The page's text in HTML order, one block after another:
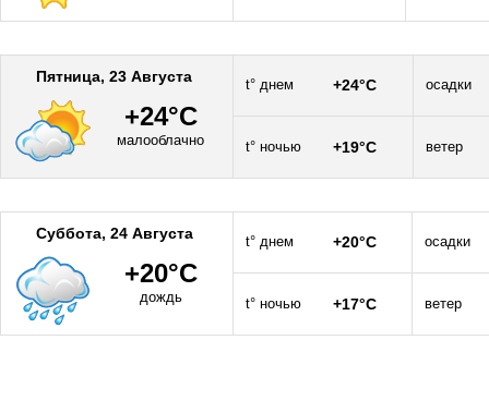
Пятница, 23 Августа
+24°C
малооблачно
t° днем +24°C осадки
t° ночью +19°C ветер
Суббота, 24 Августа
+20°C
дождь
t° днем +20°C осадки
t° ночью +17°C ветер